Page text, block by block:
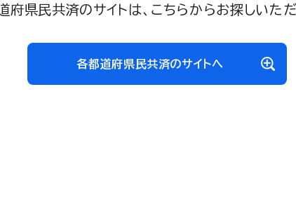
府県民共済のサイトは、こちらからお探しいただ
各都道府県民共済のサイトへ